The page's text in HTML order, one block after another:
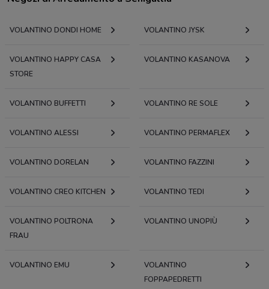
VOLANTINO DONDI HOME VOLANTINO JYSK
VOLANTINO HAPPY CASA
STORE
VOLANTINO KASANOVA
VOLANTINO BUFFETTI VOLANTINO RE SOLE
VOLANTINO ALESSI VOLANTINO PERMAFLEX
VOLANTINO DORELAN VOLANTINO FAZZINI
VOLANTINO CREO KITCHEN VOLANTINO TEDI
VOLANTINO POLTRONA
FRAU
VOLANTINO UNOPIÙ
VOLANTINO EMU
VOLANTINO
FOPPAPEDRETTI